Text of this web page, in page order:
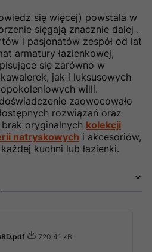
się więcej) powstała w
sięgają znacznie dalej .
i pasjonatów zespół od lat
armatury łazienkowej,
się zarówno w
jak i luksusowych
willi.
zaowocowało
rozwiązań oraz
oryginalnych kolekcji
natryskowych i akcesoriów,
kuchni lub łazienki.
720.41 kB